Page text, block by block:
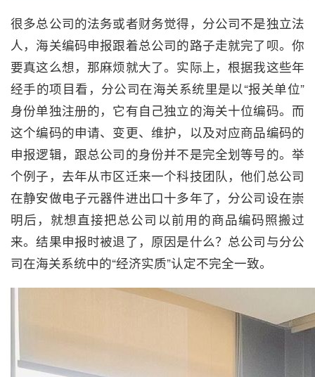
很多总公司的法务或者财务觉得，分公司不是独立法
人，海关编码申报跟着总公司的路子走就完了呗。你
要真这么想，那麻烦就大了。实际上，根据我这些年
经手的项目看，分公司在海关系统里是以“报关单位”
身份单独注册的，它有自己独立的海关十位编码。而
这个编码的申请、变更、维护，以及对应商品编码的
申报逻辑，跟总公司的身份并不是完全划等号的。举
个例子，去年从市区迁来一个科技团队，他们总公司
在静安做电子元器件进出口十多年了，分公司设在崇
明后，就想直接把总公司以前用的商品编码照搬过
来。结果申报时被退了，原因是什么？总公司与分公
司在海关系统中的“经济实质”认定不完全一致。